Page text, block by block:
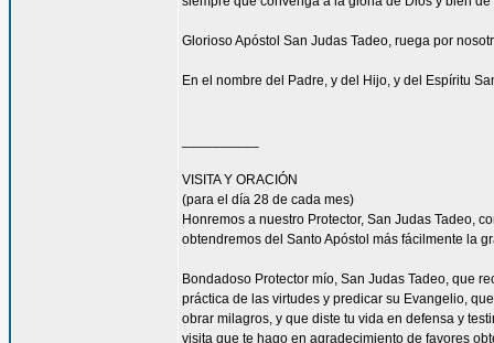
Glorioso Apóstol San Judas Tadeo, ruega por
En el nombre del Padre, y del Hijo, y del Espíritu
VISITA Y ORACIÓN
(para el día 28 de cada mes)
Honremos a nuestro Protector, San Judas Tadeo,
obtendremos del Santo Apóstol más fácilmente la
Bondadoso Protector mío, San Judas Tadeo, que
práctica de las virtudes y predicar su Evangelio,
obrar milagros, y que diste tu vida en defensa y
visita que te hago en agradecimiento de favores